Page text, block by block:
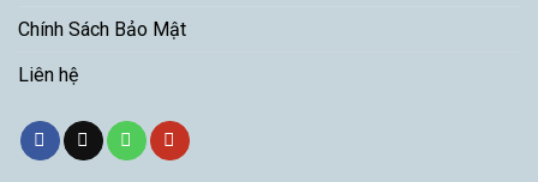
Chính Sách Bảo Mật
Liên hệ